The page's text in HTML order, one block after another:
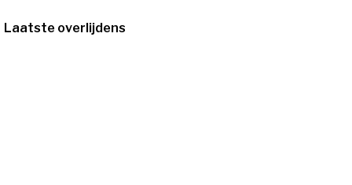
Laatste overlijdens